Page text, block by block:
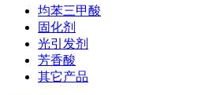
均苯三甲酸
固化剂
光引发剂
芳香酸
其它产品